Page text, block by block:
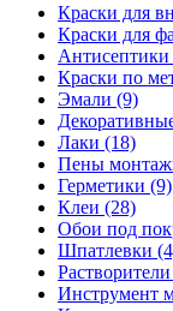
Краски для
Краски для
Краски по
Эмали (9)
Лаки (18)
Пены
Герметики (9)
Клеи (28)
Обои под
Шпатлевки
Инструмент